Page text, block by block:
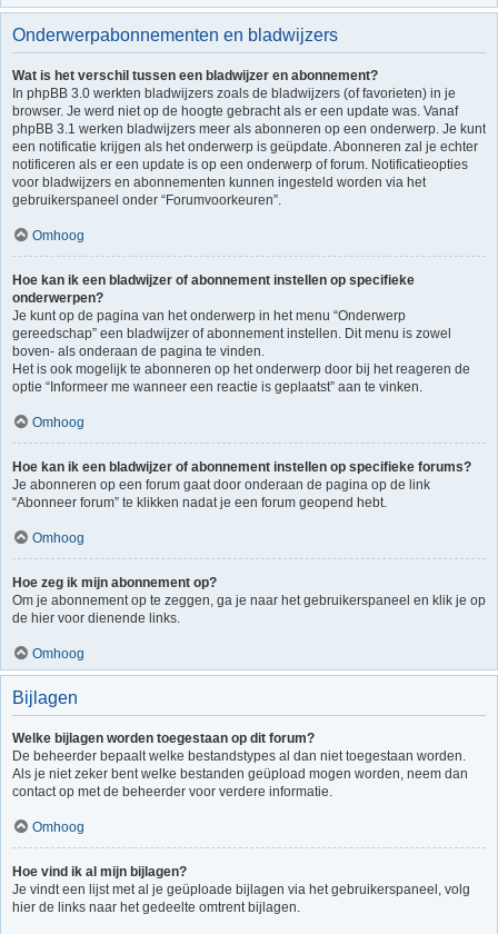
Onderwerpabonnementen en bladwijzers
Wat is het verschil tussen een bladwijzer en abonnement?
In phpBB 3.0 werkten bladwijzers zoals de bladwijzers (of favorieten) in je
browser. Je werd niet op de hoogte gebracht als er een update was. Vanaf
phpBB 3.1 werken bladwijzers meer als abonneren op een onderwerp. Je kunt
een notificatie krijgen als het onderwerp is geüpdate. Abonneren zal je echter
notificeren als er een update is op een onderwerp of forum. Notificatieopties
voor bladwijzers en abonnementen kunnen ingesteld worden via het
gebruikerspaneel onder “Forumvoorkeuren”.
Omhoog
Hoe kan ik een bladwijzer of abonnement instellen op specifieke
onderwerpen?
Je kunt op de pagina van het onderwerp in het menu “Onderwerp
gereedschap” een bladwijzer of abonnement instellen. Dit menu is zowel
boven- als onderaan de pagina te vinden.
Het is ook mogelijk te abonneren op het onderwerp door bij het reageren de
optie “Informeer me wanneer een reactie is geplaatst” aan te vinken.
Omhoog
Hoe kan ik een bladwijzer of abonnement instellen op specifieke forums?
Je abonneren op een forum gaat door onderaan de pagina op de link
“Abonneer forum” te klikken nadat je een forum geopend hebt.
Omhoog
Hoe zeg ik mijn abonnement op?
Om je abonnement op te zeggen, ga je naar het gebruikerspaneel en klik je op
de hier voor dienende links.
Omhoog
Bijlagen
Welke bijlagen worden toegestaan op dit forum?
De beheerder bepaalt welke bestandstypes al dan niet toegestaan worden.
Als je niet zeker bent welke bestanden geüpload mogen worden, neem dan
contact op met de beheerder voor verdere informatie.
Omhoog
Hoe vind ik al mijn bijlagen?
Je vindt een lijst met al je geüploade bijlagen via het gebruikerspaneel, volg
hier de links naar het gedeelte omtrent bijlagen.